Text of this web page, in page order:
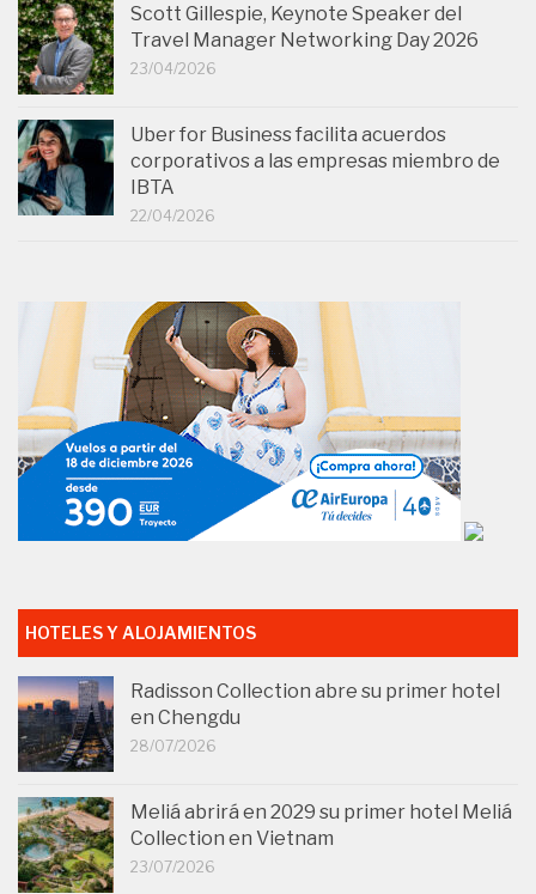
Scott Gillespie, Keynote Speaker del
Travel Manager Networking Day 2026
23/04/2026
Uber for Business facilita acuerdos
corporativos a las empresas miembro de
IBTA
22/04/2026
HOTELES Y ALOJAMIENTOS
Radisson Collection abre su primer hotel
en Chengdu
28/07/2026
Meliá abrirá en 2029 su primer hotel Meliá
Collection en Vietnam
23/07/2026